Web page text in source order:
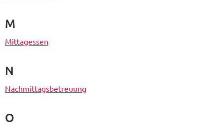
M
Mittagessen
N
Nachmittagsbetreuung
O